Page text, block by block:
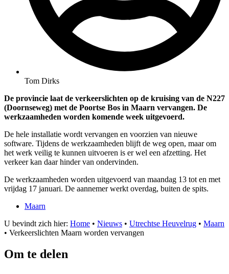
Tom Dirks
De provincie laat de verkeerslichten op de kruising van de N227
(Doornseweg) met de Poortse Bos in Maarn vervangen. De
werkzaamheden worden komende week uitgevoerd.
De hele installatie wordt vervangen en voorzien van nieuwe
software. Tijdens de werkzaamheden blijft de weg open, maar om
het werk veilig te kunnen uitvoeren is er wel een afzetting. Het
verkeer kan daar hinder van ondervinden.
De werkzaamheden worden uitgevoerd van maandag 13 tot en met
vrijdag 17 januari. De aannemer werkt overdag, buiten de spits.
Maarn
U bevindt zich hier: Home • Nieuws • Utrechtse Heuvelrug • Maarn
• Verkeerslichten Maarn worden vervangen
Om te delen